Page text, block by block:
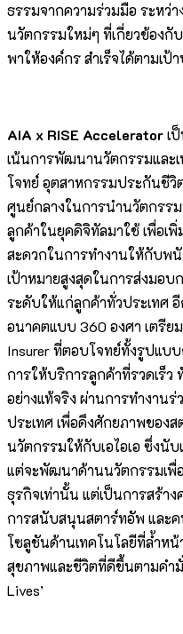
ธรรมจากความร่วมมือ ระหว่า
นวัตกรรมใหม่ๆ ที่เกี่ยวข้อง
พาให้องค์กร สำเร็จได้ตามเป้
AIA x RISE Acceleratorเ
เน้นการพัฒนานวัตกรรมและ
โจทย์ อุตสาหกรรมประกันชีวิ
ศูนย์กลางในการนำนวัตกรร
ลูกค้าในยุคดิจิทัลมาใช้ เพื่อเ
สะดวกในการทำงานให้กับพ
เป้าหมายสูงสุดในการส่งมอ
ระดับให้แก่ลูกค้าทั่วประเทศ
อนาคตแบบ 360 องศา เตรีย
Insurer ที่ตอบโจทย์ทั้งรูปแบ
การให้บริการลูกค้าที่รวดเร็
อย่างแท้จริง ผ่านการทำงาน
ประเทศ เพื่อดึงศักยภาพของ
นวัตกรรมให้กับเอไอเอ ซึ่งนับ
แต่จะพัฒนาด้านนวัตกรรมเพื่
ธุรกิจเท่านั้น แต่เป็นการสร้า
การสนับสนุนสตาร์ทอัพ และ
โซลูชันด้านเทคโนโลยีที่ล้ำหน้
สุขภาพและชีวิตที่ดีขึ้นตามคำ
Lives’